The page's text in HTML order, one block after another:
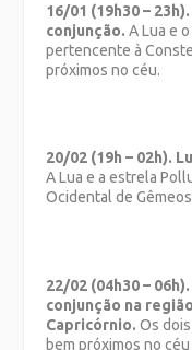
16/01 (19h30 –
conjunção.A Lua e
pertencente à
próximos no céu.
20/02 (19h – 02h).
A Lua e a estrela
Ocidental de
22/02 (04h30 –
conjunção na
Capricórnio.Os
bem próximos no